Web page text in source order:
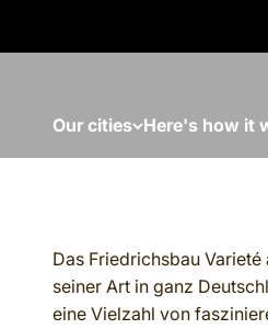
Our cities Here's how it
Das Friedrichsbau
seiner Art in ganz
eine Vielzahl von